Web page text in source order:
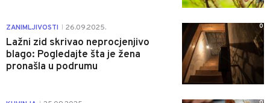
ZANIMLJIVOSTI 26.09.2025.
Lažni zid skrivao neprocjenjivo
blago: Pogledajte šta je žena
pronašla u podrumu
0